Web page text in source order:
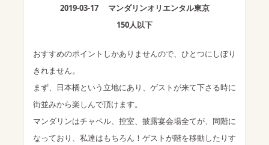
2019-03-17
マンダリンオリエンタル東京
150人以下
おすすめのポイントしかありませんので、ひとつにしぼり
きれません。
まず、日本橋という立地にあり、ゲストが来て下さる時に
街並みから楽しんで頂けます。
マンダリンはチャペル、控室、披露宴会場全てが、同階に
なっており、私達はもちろん！ゲストが階を移動したりす